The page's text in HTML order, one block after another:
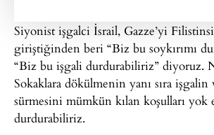
Siyonist işgalci İsrail, Gazze’yi
giriştiğinden beri “Biz bu soykırımı
“Biz bu işgali durdurabiliriz” diyoruz.
Sokaklara dökülmenin yanı sıra işgalin
sürmesini mümkün kılan koşulları yok
durdurabiliriz.